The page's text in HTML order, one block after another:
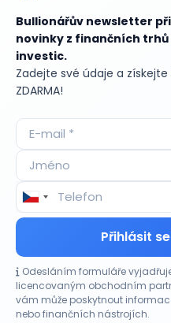
Bullionářův newsletter
novinky z finančních
investic.
Zadejte své údaje a
ZDARMA!
Přihlásit
Odesláním formuláře
licencovaným obchodním
vám může poskytnout
nebo finančních nástrojích.
Aktuální
CO HÝBE TRHEM
Akcie Micron klesají,